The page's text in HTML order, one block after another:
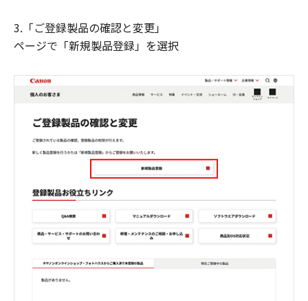
3.「ご登録製品の確認と変更」
ページで「新規製品登録」を選択